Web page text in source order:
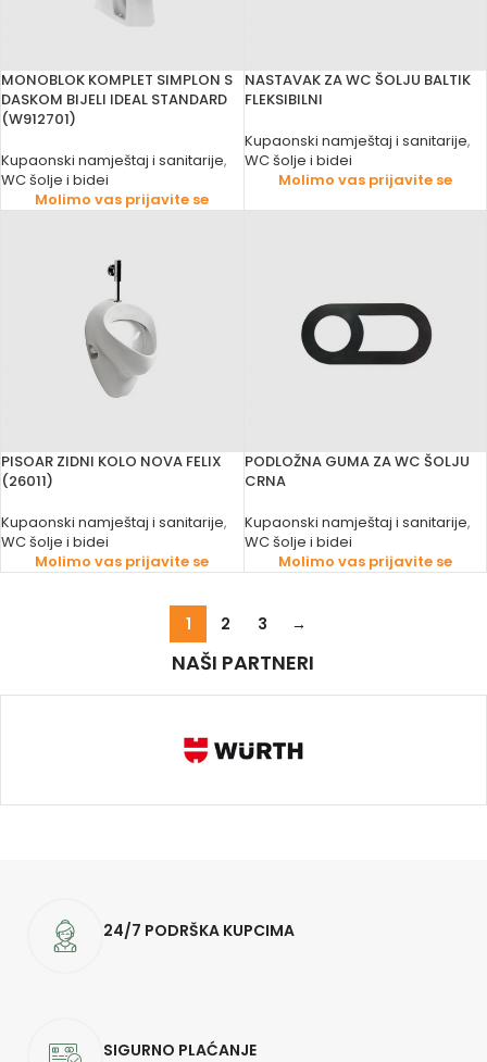
MONOBLOK KOMPLET SIMPLON S
DASKOM BIJELI IDEAL STANDARD
(W912701)
Kupaonski namještaj i sanitarije,
WC šolje i bidei
Molimo vas prijavite se
NASTAVAK ZA WC ŠOLJU BALTIK
FLEKSIBILNI
Kupaonski namještaj i sanitarije,
WC šolje i bidei
Molimo vas prijavite se
PISOAR ZIDNI KOLO NOVA FELIX
(26011)
Kupaonski namještaj i sanitarije,
WC šolje i bidei
Molimo vas prijavite se
PODLOŽNA GUMA ZA WC ŠOLJU
CRNA
Kupaonski namještaj i sanitarije,
WC šolje i bidei
Molimo vas prijavite se
1 2 3 →
NAŠI PARTNERI
24/7 PODRŠKA KUPCIMA
SIGURNO PLAĆANJE